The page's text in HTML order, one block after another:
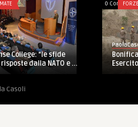
0 CommentsFORZE ARMATE
PaolaCasoli
Bonifica bomba 500 chili: artificieri
Esercito al lavoro dalle 4 d ...
Casoli